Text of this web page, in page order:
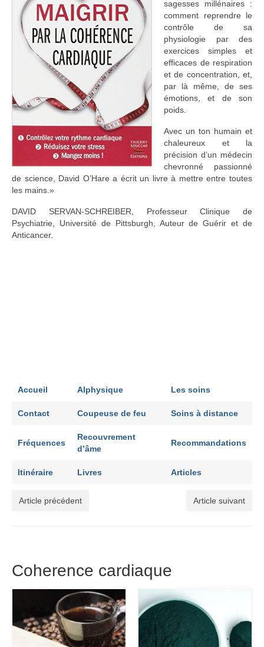
sagesses millénaires :
comment reprendre le
contrôle de sa
physiologie par des
exercices simples et
efficaces de respiration
et de concentration, et,
par là même, de ses
émotions, et de son
poids.
Avec un ton humain et
chaleureux et la
précision d’un médecin
chevronné passionné
de science, David O’Hare a écrit un livre à mettre entre toutes
les mains.»
DAVID SERVAN-SCHREIBER, Professeur Clinique de
Psychiatrie, Université de Pittsburgh, Auteur de Guérir et de
Anticancer.
Accueil Alphysique Les soins
Contact Coupeuse de feu Soins à distance
Fréquences
Recouvrement
d’âme
Recommandations
Itinéraire Livres Articles
Article précédent Article suivant
Coherence cardiaque